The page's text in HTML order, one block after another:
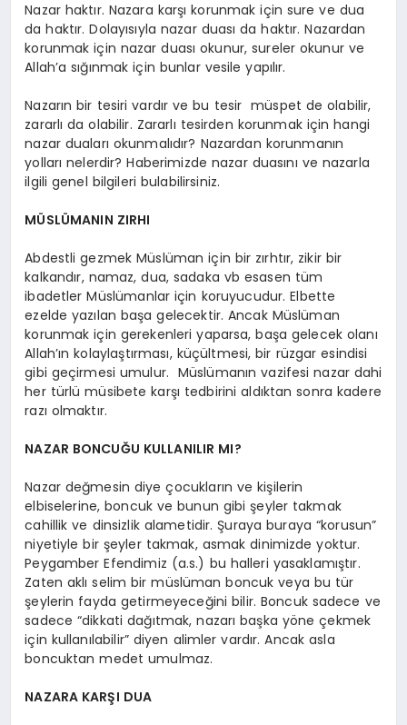
Nazar haktır. Nazara karşı korunmak için sure ve dua
da haktır. Dolayısıyla nazar duası da haktır. Nazardan
korunmak için nazar duası okunur, sureler okunur ve
Allah’a sığınmak için bunlar vesile yapılır.
Nazarın bir tesiri vardır ve bu tesir müspet de olabilir,
zararlı da olabilir. Zararlı tesirden korunmak için hangi
nazar duaları okunmalıdır? Nazardan korunmanın
yolları nelerdir? Haberimizde nazar duasını ve nazarla
ilgili genel bilgileri bulabilirsiniz.
MÜSLÜMANIN ZIRHI
Abdestli gezmek Müslüman için bir zırhtır, zikir bir
kalkandır, namaz, dua, sadaka vb esasen tüm
ibadetler Müslümanlar için koruyucudur. Elbette
ezelde yazılan başa gelecektir. Ancak Müslüman
korunmak için gerekenleri yaparsa, başa gelecek olanı
Allah’ın kolaylaştırması, küçültmesi, bir rüzgar esindisi
gibi geçirmesi umulur. Müslümanın vazifesi nazar dahi
her türlü müsibete karşı tedbirini aldıktan sonra kadere
razı olmaktır.
NAZAR BONCUĞU KULLANILIR MI?
Nazar değmesin diye çocukların ve kişilerin
elbiselerine, boncuk ve bunun gibi şeyler takmak
cahillik ve dinsizlik alametidir. Şuraya buraya “korusun”
niyetiyle bir şeyler takmak, asmak dinimizde yoktur.
Peygamber Efendimiz (a.s.) bu halleri yasaklamıştır.
Zaten aklı selim bir müslüman boncuk veya bu tür
şeylerin fayda getirmeyeceğini bilir. Boncuk sadece ve
sadece “dikkati dağıtmak, nazarı başka yöne çekmek
için kullanılabilir” diyen alimler vardır. Ancak asla
boncuktan medet umulmaz.
NAZARA KARŞI DUA